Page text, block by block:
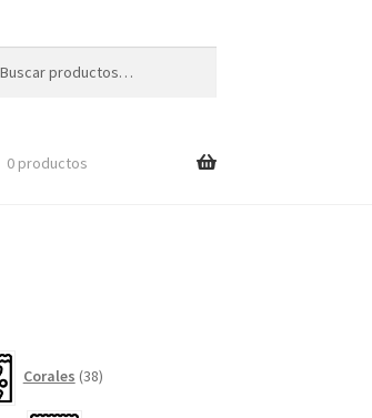
0 productos
Corales 38productos